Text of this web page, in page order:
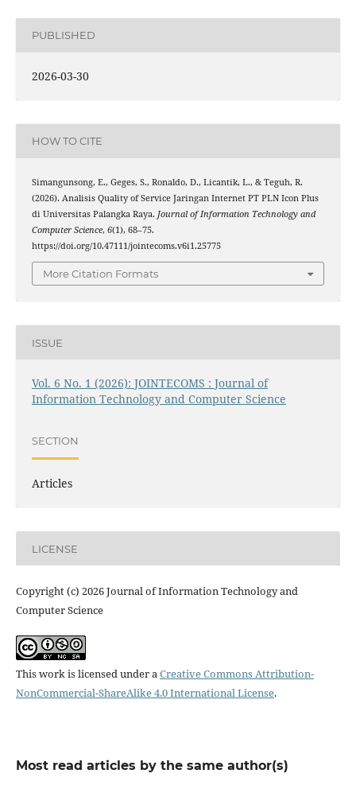
PUBLISHED
2026-03-30
HOW TO CITE
Simangunsong, E., Geges, S., Ronaldo, D., Licantik, L., & Teguh, R.
(2026). Analisis Quality of Service Jaringan Internet PT PLN Icon Plus
di Universitas Palangka Raya. Journal of Information Technology and
Computer Science, 6(1), 68–75.
https://doi.org/10.47111/jointecoms.v6i1.25775
More Citation Formats
ISSUE
Vol. 6 No. 1 (2026): JOINTECOMS : Journal of
Information Technology and Computer Science
SECTION
Articles
LICENSE
Copyright (c) 2026 Journal of Information Technology and
Computer Science
This work is licensed under aCreative Commons Attribution-
NonCommercial-ShareAlike 4.0 International License.
Most read articles by the same author(s)